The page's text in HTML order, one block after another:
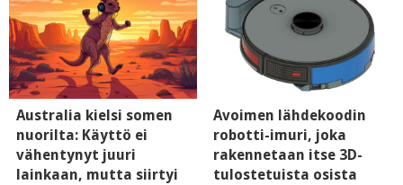
Australia kielsi somen
nuorilta: Käyttö ei
vähentynyt juuri
lainkaan, mutta siirtyi
Avoimen lähdekoodin
robotti-imuri, joka
rakennetaan itse 3D-
tulostetuista osista